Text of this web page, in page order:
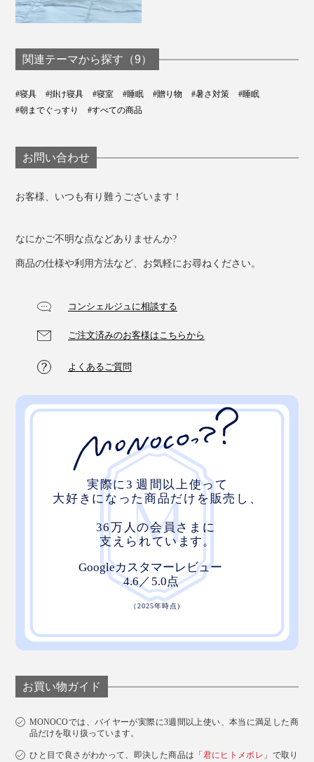
関連テーマから探す（9）
#寝具 #掛け寝具 #寝室 #睡眠 #贈り物 #暑さ対策
#睡眠
#朝までぐっすり
#すべての商品
お問い合わせ
お客様、いつも有り難うございます！
なにかご不明な点などありませんか?
商品の仕様や利用方法など、お気軽にお尋ねください。
コンシェルジュに相談する
ご注文済みのお客様はこちらから
よくあるご質問
お買い物ガイド
MONOCOでは、バイヤーが実際に3週間以上使い、本当に満足した商
品だけを取り扱っています。
ひと目で良さがわかって、即決した商品は「 君にヒトメボレ 」で取り